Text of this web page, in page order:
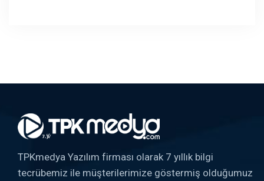
TPKmedya Yazılım firması olarak 7 yıllık bilgi
tecrübemiz ile müşterilerimize göstermiş olduğumuz